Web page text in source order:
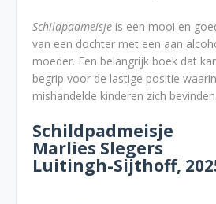
Schildpadmeisje is een mooi en
van een dochter met een aan
moeder. Een belangrijk boek dat
begrip voor de lastige positie
mishandelde kinderen zich bevinden.
Schildpadmeisje
Marlies Slegers
Luitingh-Sijthoff,